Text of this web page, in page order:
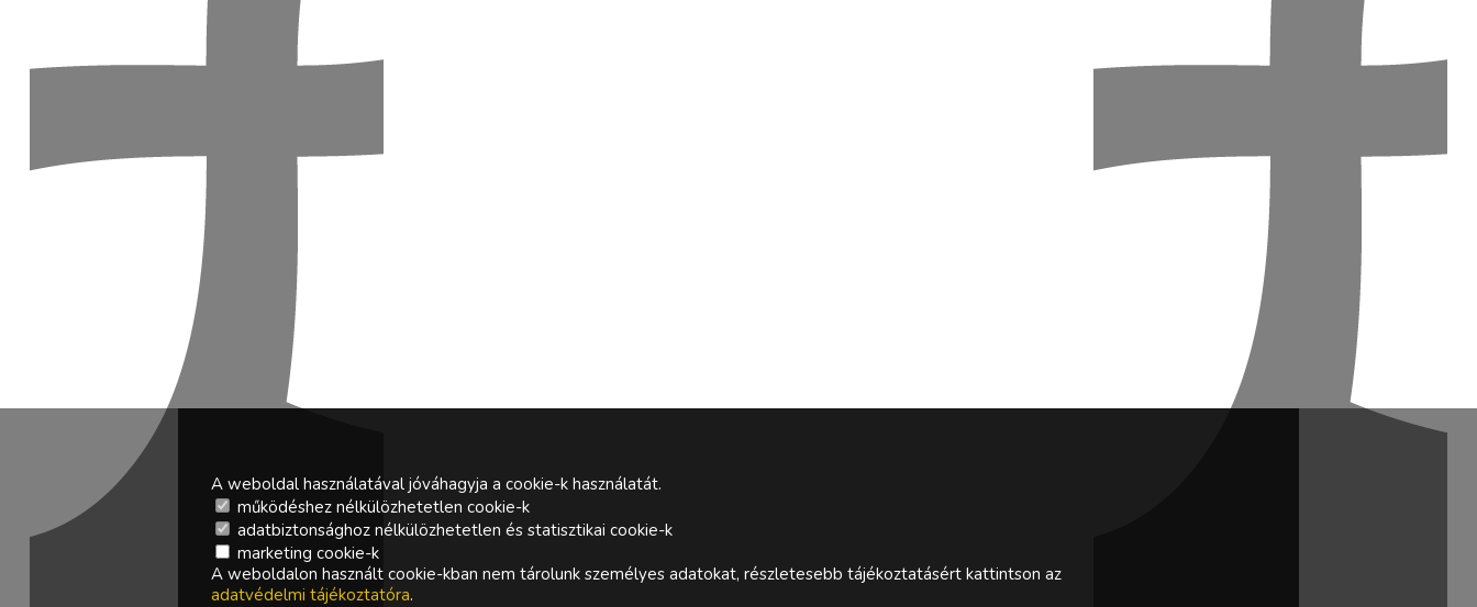
A weboldal használatával jóváhagyja a cookie-k használatát.
működéshez nélkülözhetetlen cookie-k
adatbiztonsághoz nélkülözhetetlen és statisztikai cookie-k
marketing cookie-k
A weboldalon használt cookie-kban nem tárolunk személyes adatokat, részletesebb tájékoztatásért kattintson az
adatvédelmi tájékoztatóra.